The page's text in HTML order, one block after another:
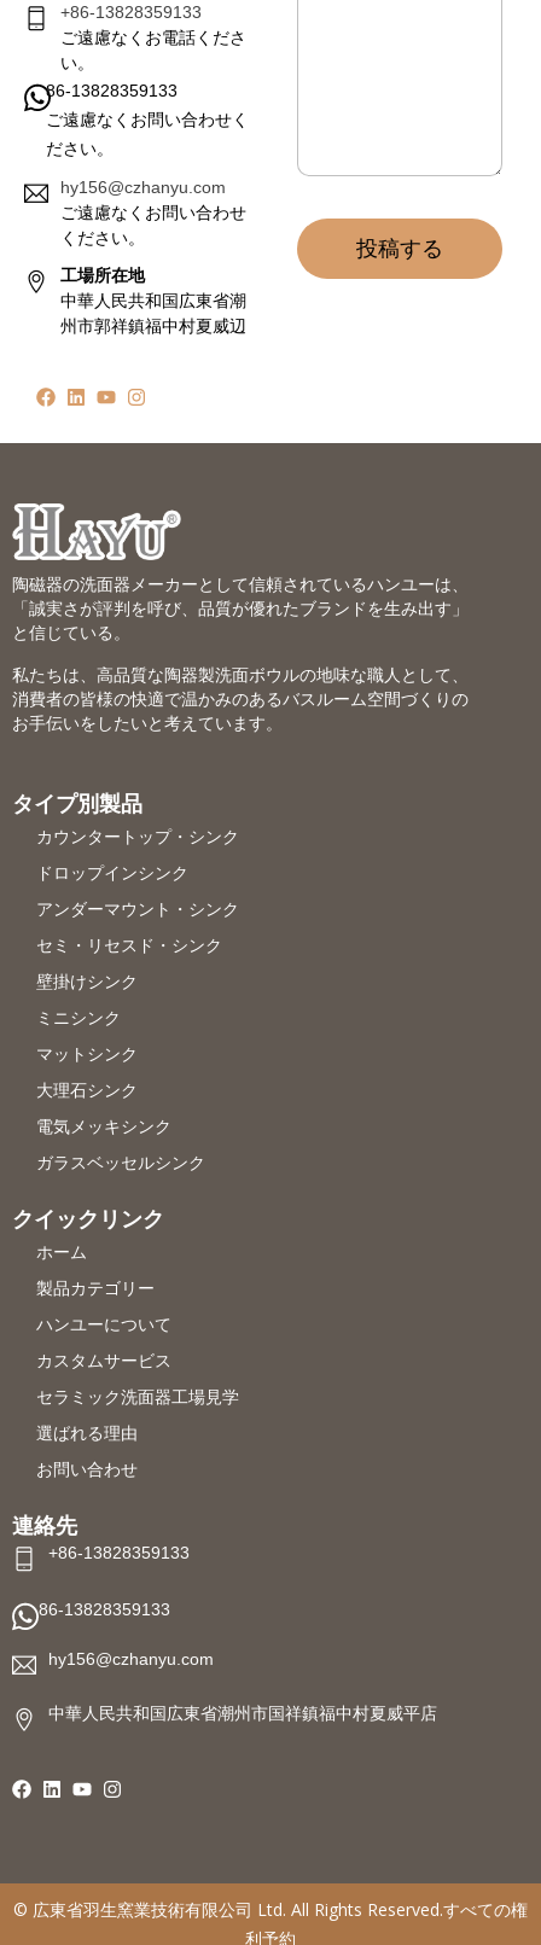
+86-13828359133
ご遠慮なくお電話くださ
い。
86-13828359133
ご遠慮なくお問い合わせく
ださい。
hy156@czhanyu.com
ご遠慮なくお問い合わせ
ください。
工場所在地
中華人民共和国広東省潮
州市郭祥鎮福中村夏威辺
投稿する
陶磁器の洗面器メーカーとして信頼されているハンユーは、
「誠実さが評判を呼び、品質が優れたブランドを生み出す」
と信じている。
私たちは、高品質な陶器製洗面ボウルの地味な職人として、
消費者の皆様の快適で温かみのあるバスルーム空間づくりの
お手伝いをしたいと考えています。
タイプ別製品
カウンタートップ・シンク
ドロップインシンク
アンダーマウント・シンク
セミ・リセスド・シンク
壁掛けシンク
ミニシンク
マットシンク
大理石シンク
電気メッキシンク
ガラスベッセルシンク
クイックリンク
ホーム
製品カテゴリー
ハンユーについて
カスタムサービス
セラミック洗面器工場見学
選ばれる理由
お問い合わせ
連絡先
+86-13828359133
86-13828359133
hy156@czhanyu.com
中華人民共和国広東省潮州市国祥鎮福中村夏威平店
© 広東省羽生窯業技術有限公司 Ltd. All Rights Reserved.すべての権
利予約